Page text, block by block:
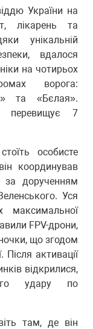
України на
лікарень та
унікальній
вдалося
на чотирьох
ворога:
та «Бєлая».
перевищує 7
особисте
координував
за дорученням
Уся
максимальної
FPV-дрони,
що згодом
Після активації
відкрилися,
удару по
там, де він